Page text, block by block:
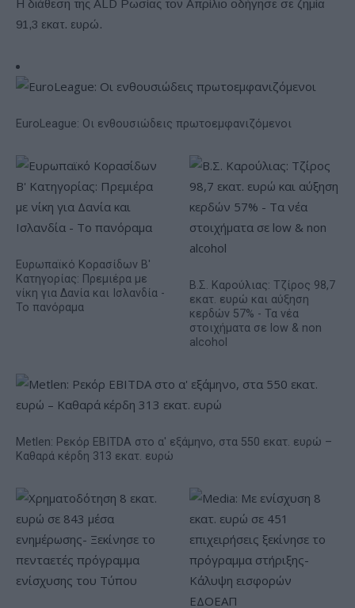
Η διάθεση της ALD Ρωσίας τον Απρίλιο οδήγησε σε ζημία
91,3 εκατ. ευρώ.
EuroLeague: Οι ενθουσιώδεις πρωτοεμφανιζόμενοι
Ευρωπαϊκό Κορασίδων Β'
Κατηγορίας: Πρεμιέρα με
νίκη για Δανία και Ισλανδία -
Το πανόραμα
Β.Σ. Καρούλιας: Τζίρος 98,7
εκατ. ευρώ και αύξηση
κερδών 57% - Τα νέα
στοιχήματα σε low & non
alcohol
Metlen: Ρεκόρ EBITDA στο α' εξάμηνο, στα 550 εκατ. ευρώ –
Καθαρά κέρδη 313 εκατ. ευρώ